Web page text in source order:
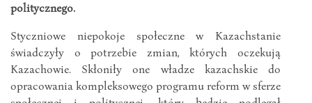
politycznego.
Styczniowe niepokoje społeczne w Kazachstanie
świadczyły o potrzebie zmian, których oczekują
Kazachowie. Skłoniły one władze kazachskie do
opracowania kompleksowego programu reform w sferze